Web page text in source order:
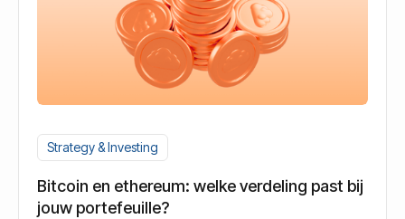
Strategy & Investing
Bitcoin en ethereum: welke verdeling past bij
jouw portefeuille?